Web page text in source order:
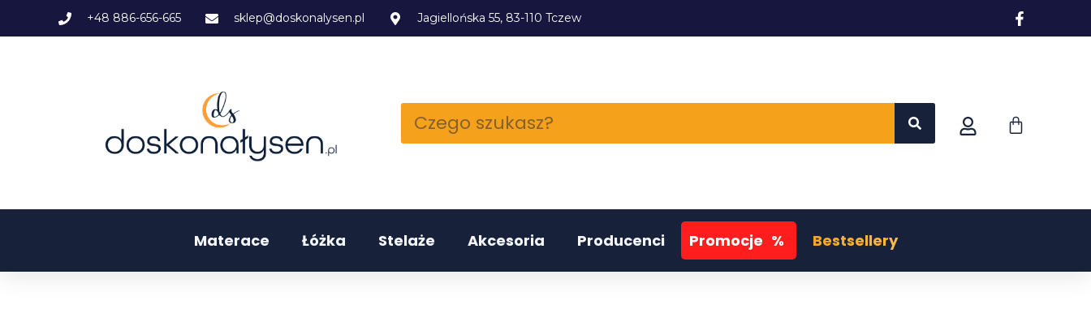
+48 886-656-665 sklep@doskonalysen.pl Jagiellońska 55, 83-110 Tczew
Materace Łóżka Stelaże Akcesoria Producenci Promocje % Bestsellery